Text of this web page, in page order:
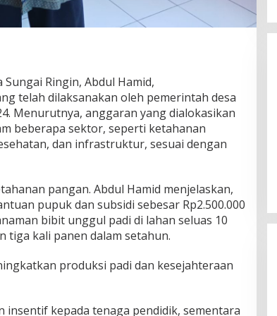
Sungai Ringin, Abdul Hamid,
telah dilaksanakan oleh pemerintah desa
Menurutnya, anggaran yang dialokasikan
beberapa sektor, seperti ketahanan
dan infrastruktur, sesuai dengan
pangan. Abdul Hamid menjelaskan,
pupuk dan subsidi sebesar Rp2.500.000
bibit unggul padi di lahan seluas 10
tiga kali panen dalam setahun.
produksi padi dan kesejahteraan
insentif kepada tenaga pendidik, sementara
Unggul di Pilkada Landak, Karolin